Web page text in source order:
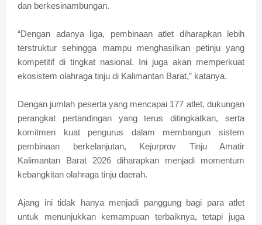
dan berkesinambungan.
“Dengan adanya liga, pembinaan atlet diharapkan lebih
terstruktur sehingga mampu menghasilkan petinju yang
kompetitif di tingkat nasional. Ini juga akan memperkuat
ekosistem olahraga tinju di Kalimantan Barat,” katanya.
Dengan jumlah peserta yang mencapai 177 atlet, dukungan
perangkat pertandingan yang terus ditingkatkan, serta
komitmen kuat pengurus dalam membangun sistem
pembinaan berkelanjutan, Kejurprov Tinju Amatir
Kalimantan Barat 2026 diharapkan menjadi momentum
kebangkitan olahraga tinju daerah.
Ajang ini tidak hanya menjadi panggung bagi para atlet
untuk menunjukkan kemampuan terbaiknya, tetapi juga